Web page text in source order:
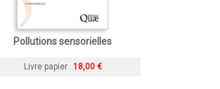
Pollutions sensorielles
Livre papier 18,00 €